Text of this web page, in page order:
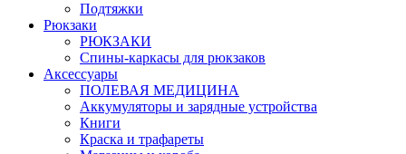
Подтяжки
Рюкзаки
РЮКЗАКИ
Спины-каркасы для рюкзаков
Аксессуары
ПОЛЕВАЯ МЕДИЦИНА
Аккумуляторы и зарядные устройства
Книги
Краска и трафареты